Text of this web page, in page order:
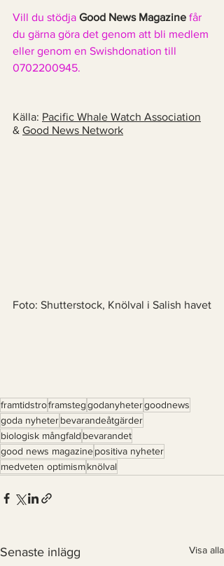
Vill du stödja Good News Magazine får
du gärna göra det genom att bli medlem
eller genom en Swishdonation till
0702200945.
Källa: Pacific Whale Watch Association
& Good News Network
Foto: Shutterstock, Knölval i Salish havet
framtidstroframsteggodanyhetergoodnews
goda nyheterbevarandeåtgärder
biologisk mångfald bevarandet
good news magazinepositiva nyheter
medveten optimismknölval
Senaste inlägg Visa alla